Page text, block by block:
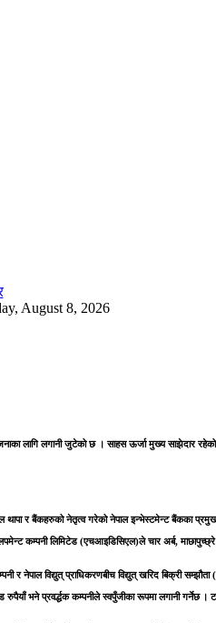
August 8, 2026
लागि लगानी जुटेको छ । साहस ऊर्जा मुख्य साझेदार रहेको
थापा र बैंकहरुको नेतृत्व गरेको नेपाल इन्भेस्टमेन्ट बैंकका
कम्पनी लिमिटेड (एचआइडिसिएल)ले चार अर्ब,
र नेपाल विद्युत् प्राधिकरणबीच विद्युत् खरिद बिक्री
भने प्रवर्द्धक कम्पनीले स्वपुँजीका रूपमा लगानी गर्नेछ ।